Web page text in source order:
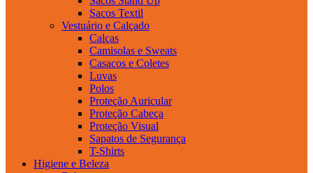
Sacos Textil
Vestuário e Calçado
Calças
Camisolas e Sweats
Casacos e Coletes
Luvas
Polos
Proteção Auricular
Proteção Cabeça
Proteção Visual
Sapatos de Segurança
T-Shirts
Higiene e Beleza